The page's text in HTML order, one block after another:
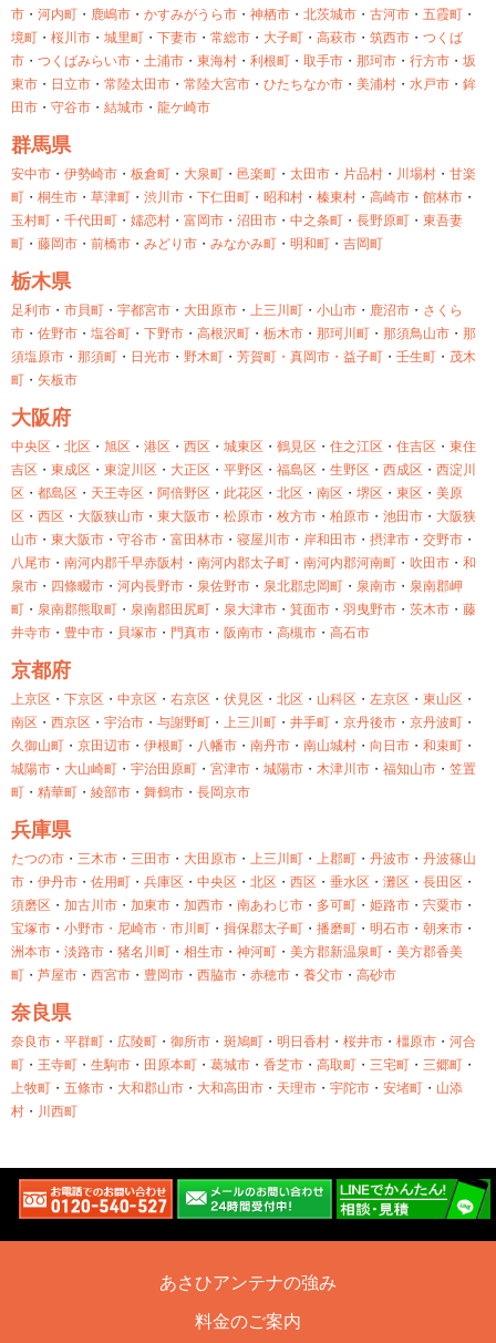
市 ・ 河内町 ・ 鹿嶋市 ・ かすみがうら市 ・ 神栖市 ・ 北茨城市 ・ 古河市 ・ 五霞町 ・
境町 ・ 桜川市 ・ 城里町 ・ 下妻市 ・ 常総市 ・ 大子町 ・ 高萩市 ・ 筑西市 ・ つくば
市 ・ つくばみらい市 ・ 土浦市 ・ 東海村 ・ 利根町 ・ 取手市 ・ 那珂市 ・ 行方市 ・ 坂
東市 ・ 日立市 ・ 常陸太田市 ・ 常陸大宮市 ・ ひたちなか市 ・ 美浦村 ・ 水戸市 ・ 鉾
田市 ・ 守谷市 ・ 結城市 ・ 龍ケ崎市
群馬県
安中市 ・ 伊勢崎市 ・ 板倉町 ・ 大泉町 ・ 邑楽町 ・ 太田市 ・ 片品村 ・ 川場村 ・ 甘楽
町 ・ 桐生市 ・ 草津町 ・ 渋川市 ・ 下仁田町 ・ 昭和村 ・ 榛東村 ・ 高崎市 ・ 館林市 ・
玉村町 ・ 千代田町 ・ 嬬恋村 ・ 富岡市 ・ 沼田市 ・ 中之条町 ・ 長野原町 ・ 東吾妻
町 ・ 藤岡市 ・ 前橋市 ・ みどり市 ・ みなかみ町 ・ 明和町 ・ 吉岡町
栃木県
足利市 ・ 市貝町 ・ 宇都宮市 ・ 大田原市 ・ 上三川町 ・ 小山市 ・ 鹿沼市 ・ さくら
市 ・ 佐野市 ・ 塩谷町 ・ 下野市 ・ 高根沢町 ・ 栃木市 ・ 那珂川町 ・ 那須鳥山市 ・ 那
須塩原市 ・ 那須町 ・ 日光市 ・ 野木町 ・ 芳賀町・ 真岡市・ 益子町 ・ 壬生町 ・ 茂木
町 ・ 矢板市
大阪府
中央区 ・ 北区 ・ 旭区 ・ 港区 ・ 西区 ・ 城東区 ・ 鶴見区 ・ 住之江区 ・ 住吉区 ・ 東住
吉区 ・ 東成区 ・ 東淀川区 ・ 大正区 ・ 平野区 ・ 福島区 ・ 生野区 ・ 西成区 ・ 西淀川
区 ・ 都島区 ・ 天王寺区 ・ 阿倍野区 ・ 此花区 ・ 北区 ・ 南区 ・ 堺区 ・ 東区 ・ 美原
区 ・ 西区 ・ 大阪狭山市 ・ 東大阪市 ・ 松原市 ・ 枚方市 ・ 柏原市 ・ 池田市 ・ 大阪狭
山市 ・ 東大阪市 ・ 守谷市 ・ 富田林市 ・ 寝屋川市 ・ 岸和田市 ・ 摂津市 ・ 交野市 ・
八尾市 ・ 南河内郡千早赤阪村 ・ 南河内郡太子町 ・ 南河内郡河南町 ・ 吹田市 ・ 和
泉市 ・ 四條畷市 ・ 河内長野市 ・ 泉佐野市 ・ 泉北郡忠岡町 ・ 泉南市 ・ 泉南郡岬
町 ・ 泉南郡熊取町 ・ 泉南郡田尻町 ・ 泉大津市 ・ 箕面市 ・ 羽曳野市 ・ 茨木市 ・ 藤
井寺市 ・ 豊中市 ・ 貝塚市 ・ 門真市 ・ 阪南市 ・ 高槻市 ・ 高石市
京都府
上京区 ・ 下京区 ・ 中京区 ・ 右京区 ・ 伏見区 ・ 北区 ・ 山科区 ・ 左京区 ・ 東山区 ・
南区 ・ 西京区 ・ 宇治市 ・ 与謝野町 ・ 上三川町 ・ 井手町 ・ 京丹後市 ・ 京丹波町 ・
久御山町 ・ 京田辺市 ・ 伊根町 ・ 八幡市 ・ 南丹市 ・ 南山城村 ・ 向日市 ・ 和束町 ・
城陽市 ・ 大山崎町 ・ 宇治田原町 ・ 宮津市 ・ 城陽市 ・ 木津川市 ・ 福知山市 ・ 笠置
町 ・ 精華町 ・ 綾部市 ・ 舞鶴市 ・ 長岡京市
兵庫県
たつの市 ・ 三木市 ・ 三田市 ・ 大田原市 ・ 上三川町 ・ 上郡町 ・ 丹波市 ・ 丹波篠山
市 ・ 伊丹市 ・ 佐用町 ・ 兵庫区 ・ 中央区 ・ 北区 ・ 西区 ・ 垂水区 ・ 灘区 ・ 長田区 ・
須磨区 ・ 加古川市 ・ 加東市 ・ 加西市 ・ 南あわじ市 ・ 多可町 ・ 姫路市 ・ 宍粟市 ・
宝塚市 ・ 小野市・ 尼崎市・ 市川町 ・ 揖保郡太子町 ・ 播磨町 ・ 明石市 ・ 朝来市 ・
洲本市 ・ 淡路市 ・ 猪名川町 ・ 相生市 ・ 神河町 ・ 美方郡新温泉町 ・ 美方郡香美
町 ・ 芦屋市 ・ 西宮市 ・ 豊岡市 ・ 西脇市 ・ 赤穂市 ・ 養父市 ・ 高砂市
奈良県
奈良市 ・ 平群町 ・ 広陵町 ・ 御所市 ・ 斑鳩町 ・ 明日香村 ・ 桜井市 ・ 橿原市 ・ 河合
町 ・ 王寺町 ・ 生駒市 ・ 田原本町 ・ 葛城市 ・ 香芝市 ・ 高取町 ・ 三宅町 ・ 三郷町 ・
上牧町 ・ 五條市 ・ 大和郡山市 ・ 大和高田市 ・ 天理市 ・ 宇陀市 ・ 安堵町 ・ 山添
村 ・ 川西町
あさひアンテナの強み
料金のご案内